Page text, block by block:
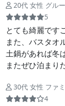
20代 女性 グル
5
とても綺麗です
また、バスタオ
土鍋があれば冬
またぜひ泊まり
30代 女性 ファ
4